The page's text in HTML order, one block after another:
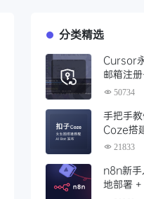
分类精选
Cursor
邮箱注
+Cursor
50734
手把手
Coze搭
21833
n8n新手
地部署 +